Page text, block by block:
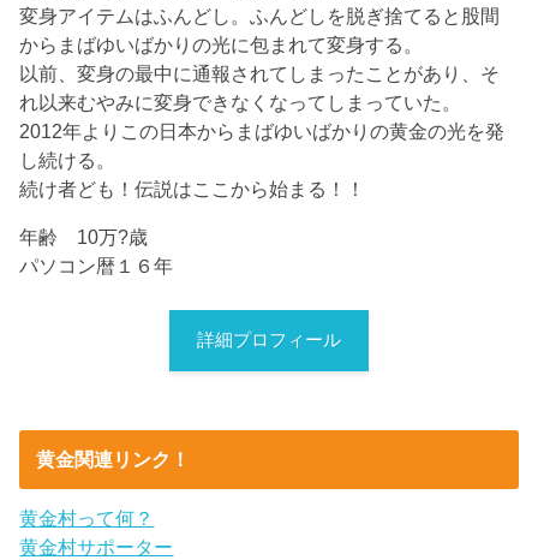
変身アイテムはふんどし。ふんどしを脱ぎ捨てると股間
からまばゆいばかりの光に包まれて変身する。
以前、変身の最中に通報されてしまったことがあり、そ
れ以来むやみに変身できなくなってしまっていた。
2012年よりこの日本からまばゆいばかりの黄金の光を発
し続ける。
続け者ども！伝説はここから始まる！！
年齢 10万?歳
パソコン暦１６年
詳細プロフィール
黄金関連リンク！
黄金村って何？
黄金村サポーター